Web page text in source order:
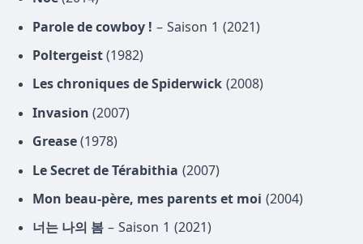
Parole de cowboy ! – Saison 1 (2021)
Poltergeist (1982)
Les chroniques de Spiderwick (2008)
Invasion (2007)
Grease (1978)
Le Secret de Térabithia (2007)
Mon beau-père, mes parents et moi (2004)
너는 나의 봄 – Saison 1 (2021)